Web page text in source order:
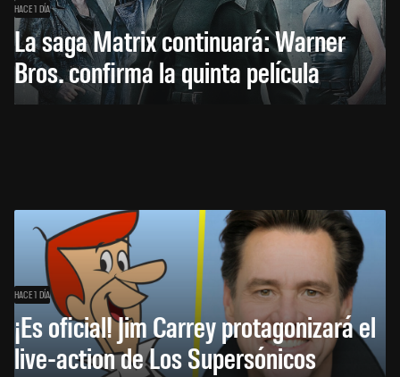
HACE 1 DÍA
La saga Matrix continuará: Warner
Bros. confirma la quinta película
HACE 1 DÍA
¡Es oficial! Jim Carrey protagonizará el
live-action de Los Supersónicos